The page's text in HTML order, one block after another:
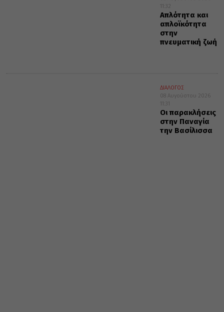
11:32
Απλότητα και
απλοϊκότητα
στην
πνευματική ζωή
ΔΙΑΛΟΓΟΣ
08 Αυγούστου 2026
11:31
Οι παρακλήσεις
στην Παναγία
την Βασίλισσα